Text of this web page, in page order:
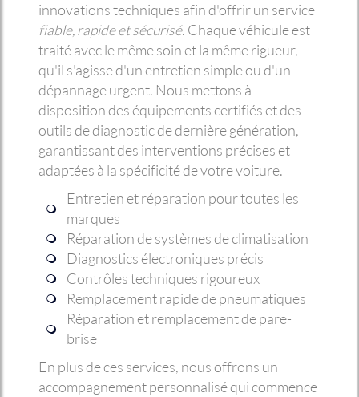
innovations techniques afin d'offrir un service
fiable, rapide et sécurisé. Chaque véhicule est
traité avec le même soin et la même rigueur,
qu'il s'agisse d'un entretien simple ou d'un
dépannage urgent. Nous mettons à
disposition des équipements certifiés et des
outils de diagnostic de dernière génération,
garantissant des interventions précises et
adaptées à la spécificité de votre voiture.
Entretien et réparation pour toutes les
marques
Réparation de systèmes de climatisation
Diagnostics électroniques précis
Contrôles techniques rigoureux
Remplacement rapide de pneumatiques
Réparation et remplacement de pare-
brise
En plus de ces services, nous offrons un
accompagnement personnalisé qui commence